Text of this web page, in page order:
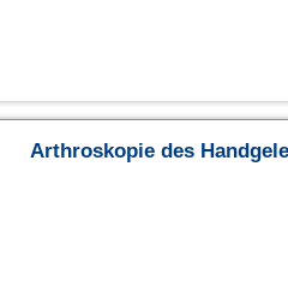
Arthroskopie des